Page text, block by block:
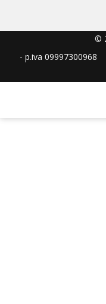
©
- p.iva